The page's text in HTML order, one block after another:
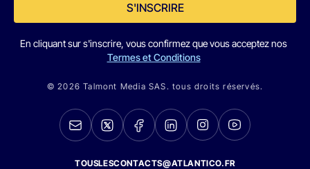
S'INSCRIRE
En cliquant sur s'inscrire, vous confirmez que vous acceptez nos
Termes et Conditions
© 2026 Talmont Media SAS. tous droits réservés.
TOUSLESCONTACTS@ATLANTICO.FR